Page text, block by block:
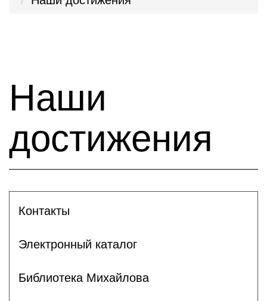
Наши
достижения
Контакты
Электронный каталог
Библиотека Михайлова